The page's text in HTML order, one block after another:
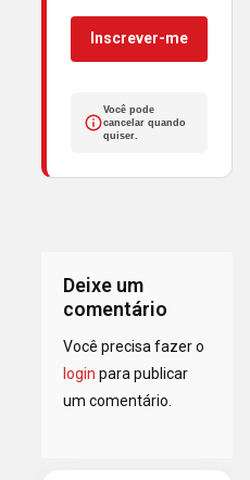
Inscrever-me
Você pode
cancelar quando
quiser.
Deixe um
comentário
Você precisa fazer o
login para publicar
um comentário.